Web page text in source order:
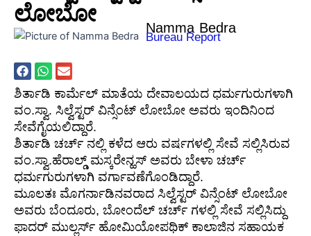
ಲೋಬೋ
Namma Bedra
Bureau Report
ಶಿರ್ತಾಡಿ ಕಾರ್ಮೆಲ್ ಮಾತೆಯ ದೇವಾಲಯದ ಧರ್ಮಗುರುಗಳಾಗಿ
ವಂ.ಸ್ವಾ. ಸಿಲ್ವೆಸ್ಟರ್ ವಿನ್ಸೆಂಟ್ ಲೋಬೋ‌ ಅವರು ಇಂದಿನಿಂದ
ಸೇವೆಗೈಯಲಿದ್ದಾರೆ.
ಶಿರ್ತಾಡಿ ಚರ್ಚ್ ನಲ್ಲಿ ಕಳೆದ ಆರು ವರ್ಷಗಳಲ್ಲಿ ಸೇವೆ ಸಲ್ಲಿಸಿರುವ
ವಂ.ಸ್ವಾ.ಹೆರಾಲ್ಡ್ ಮಸ್ಕರೇನ್ಹಸ್ ಅವರು ಬೇಳಾ ಚರ್ಚ್
ಧರ್ಮಗುರುಗಳಾಗಿ ವರ್ಗಾವಣೆಗೊಂಡಿದ್ದಾರೆ.
ಮೂಲತಃ ಮೊಗರ್ನಾಡಿನವರಾದ ಸಿಲ್ವೆಸ್ಟರ್ ವಿನ್ಸೆಂಟ್ ಲೋಬೋ‌
ಅವರು ಬೆಂದೂರು, ಬೋಂದೆಲ್ ಚರ್ಚ್ ಗಳಲ್ಲಿ ಸೇವೆ ಸಲ್ಲಿಸಿದ್ದು
ಫಾದರ್ ಮುಲ್ಲರ್ಸ್ ಹೋಮಿಯೋಪಥಿಕ್ ಕಾಲಾಜಿನ ಸಹಾಯಕ